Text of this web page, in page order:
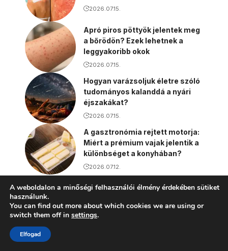
2026.07.15.
Apró piros pöttyök jelentek meg
a bőrödön? Ezek lehetnek a
leggyakoribb okok
2026.07.15.
Hogyan varázsoljuk életre szóló
tudományos kalanddá a nyári
éjszakákat?
2026.07.15.
A gasztronómia rejtett motorja:
Miért a prémium vajak jelentik a
különbséget a konyhában?
2026.07.12.
Szamos szandál gyerekeknek:
stabil tartás és kényelem a
meleg hónapokra
2026.06.27.
A weboldalon a minőségi felhasználói élmény érdekében sütiket
használunk.
You can find out more about which cookies we are using or
switch them off in settings.
Elfogad